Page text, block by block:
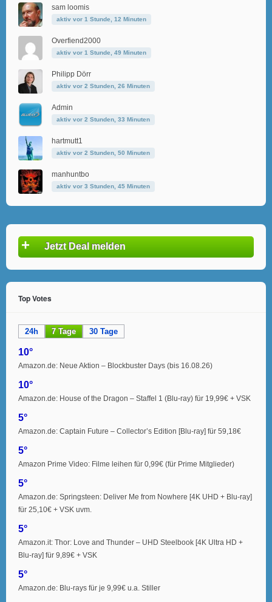
sam loomis
aktiv vor 1 Stunde, 12 Minuten
Overfiend2000
aktiv vor 1 Stunde, 49 Minuten
Philipp Dörr
aktiv vor 2 Stunden, 26 Minuten
Admin
aktiv vor 2 Stunden, 33 Minuten
hartmutt1
aktiv vor 2 Stunden, 50 Minuten
manhuntbo
aktiv vor 3 Stunden, 45 Minuten
+ Jetzt Deal melden
Top Votes
24h 7 Tage 30 Tage
10°
Amazon.de: Neue Aktion – Blockbuster Days (bis 16.08.26)
10°
Amazon.de: House of the Dragon – Staffel 1 (Blu-ray) für 19,99€ + VSK
5°
Amazon.de: Captain Future – Collector’s Edition [Blu-ray] für 59,18€
5°
Amazon Prime Video: Filme leihen für 0,99€ (für Prime Mitglieder)
5°
Amazon.de: Springsteen: Deliver Me from Nowhere [4K UHD + Blu-ray]
für 25,10€ + VSK uvm.
5°
Amazon.it: Thor: Love and Thunder – UHD Steelbook [4K Ultra HD +
Blu-ray] für 9,89€ + VSK
5°
Amazon.de: Blu-rays für je 9,99€ u.a. Stiller